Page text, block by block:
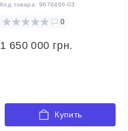
Код товара: 9676466-03
0
1 650 000 грн.
Купить